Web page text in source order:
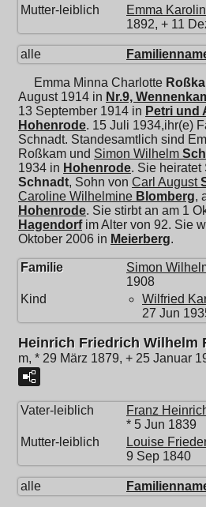
Mutter-leiblich
Emma
1892, + 11
alle
Emma Minna Charlotte
August 1914 in Nr.9,
13 September 1914 in Petri und
Hohenrode. 15 Juli 1934,ihr(e)
Schnadt. Standesamtlich sind
Roßkam und Simon Wilhelm
1934 in Hohenrode. Sie heiratet
Schnadt, Sohn von Carl August
Caroline Wilhelmine Blomberg,
Hohenrode. Sie stirbt an am 1
Hagendorfim Alter von 92. Sie
Oktober 2006 in Meierberg.
Familie Simon
1908
Kind
Wilfried
27 Jun
Heinrich Friedrich Wilhelm
m, * 29 März 1879, + 25 Januar
Vater-leiblich Franz
* 5 Jun 1839
Mutter-leiblich
Louise
9 Sep 1840
alle